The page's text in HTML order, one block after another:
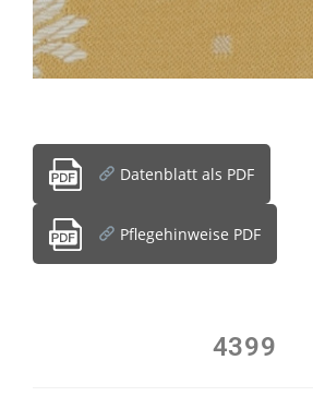
Datenblatt als PDF
Pflegehinweise PDF
4399